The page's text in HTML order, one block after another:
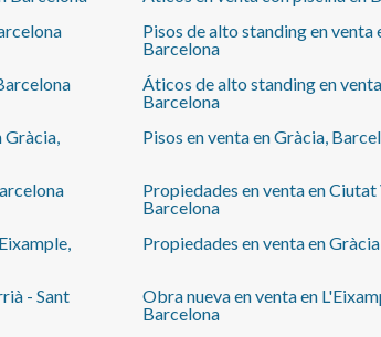
a treinta y dos (32) días, con finalidad de
recreativa o cultural, quedando
formalización del contrato a la aportación
que acredite dicha finalidad.* En
de la Ley 12/2023 y la Ley 18/2007
a la presente propiedad no existe
alquiler.Renta del último contrato de
14.000,00 €Este propietario ostenta
de gran tenedor.La presente propiedad
de suntuaria por razón de
de aplicación el índice estatal de
de precios de alquiler.
Pisos de alto standing en venta
Barcelona
Áticos de alto standing en
Barcelona
Gràcia,
Pisos en venta en Gràcia,
Propiedades en venta en Ciutat
Barcelona
Propiedades en venta en
- Sant
Obra nueva en venta en
Barcelona